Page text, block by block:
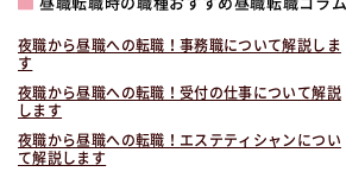
夜職から昼職への転職！事務職について解説しま
す
夜職から昼職への転職！受付の仕事について解説
します
夜職から昼職への転職！エステティシャンについ
て解説します